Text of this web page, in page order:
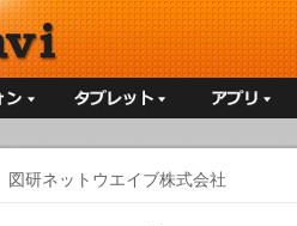
図研ネットウエイブ株式会社